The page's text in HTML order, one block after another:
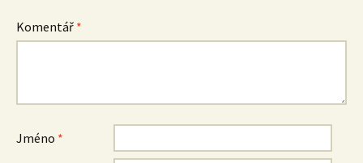
Komentář *
Jméno *